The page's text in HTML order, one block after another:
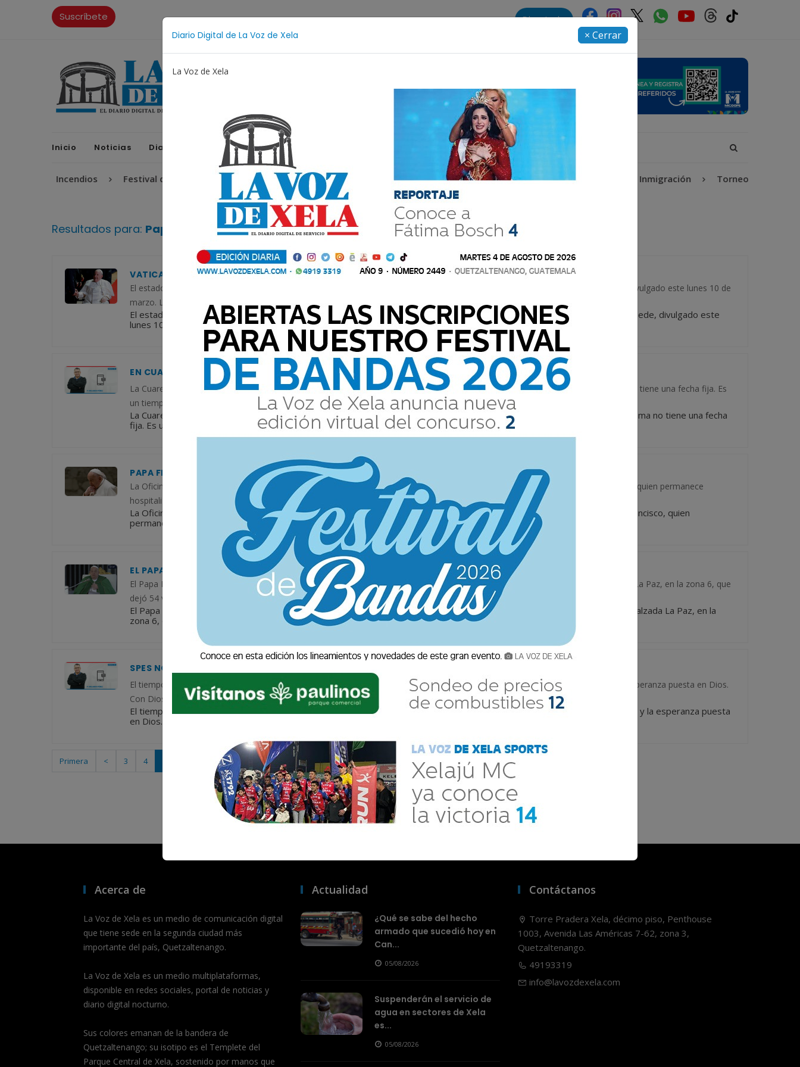
Diario Digital de La Voz de Xela × Cerrar
La Voz de Xela
Suscríbete Directorio
Inicio Noticias Diario Digital Opiniones La Voz de Xela Sports Contáctanos LA VOZ 25
Incendios Festival de Bandas 2026 Proceso Judicial Fátima Bosch Desaparecida Alerta Isabel-Claudina Inmigración Torneo Apertura 2026
Resultados para: Papa Francisco
VATICANO: EL PAPA FRANCISCO PRESENTA UNA MEJORÍA CONSOLIDADA
El estado de salud del Papa Francisco muestra signos positivos, según el último boletín de la Oficina de Prensa de la Santa Sede, divulgado este lunes 10 de
marzo. Las condiciones del Santo Padre siguen siendo estables, con me
El estado de salud del Papa Francisco muestra signos positivos, según el último boletín de la Oficina de Prensa de la Santa Sede, divulgado este
lunes 10 de marzo. Las condiciones del Santo Padre siguen siendo estables, con me...
EN CUARESMA LIBERÉMONOS DE NUESTRAS ESCLAVITUDES
La Cuaresma es un tiempo litúrgico que dura cuarenta días. Inicia el Miércoles de Ceniza y termina el Jueves Santo. La Cuaresma no tiene una fecha fija. Es
un tiempo que depende del inicio de la Pascua, la cual se establece el pr
La Cuaresma es un tiempo litúrgico que dura cuarenta días. Inicia el Miércoles de Ceniza y termina el Jueves Santo. La Cuaresma no tiene una fecha
fija. Es un tiempo que depende del inicio de la Pascua, la cual se establece el pr...
PAPA FRANCISCO SIGUE EN ESTADO DELICADO PERO SIN CRISIS RESPIRATORIAS
La Oficina de Prensa de la Santa Sede un nuevo informe este domingo 23 de febrero, sobre el estado de salud del Papa Francisco, quien permanece
hospitalizado en el Policlínico Gemelli desde el pasado 14 de febrero. Según el bolet&iac
La Oficina de Prensa de la Santa Sede un nuevo informe este domingo 23 de febrero, sobre el estado de salud del Papa Francisco, quien
permanece hospitalizado en el Policlínico Gemelli desde el pasado 14 de febrero. Según el bolet&iac...
EL PAPA FRANCISCO ENVÍA PÉSAME A GUATEMALA POR TRÁGICO ACCIDENTE
El Papa Francisco expresa su pesar por el accidente de autobús ocurrido en la ciudad de Guatemala el 10 de febrero en la Calzada La Paz, en la zona 6, que
dejó 54 víctimas mortales y ocho heridos. A través de un mensaje
El Papa Francisco expresa su pesar por el accidente de autobús ocurrido en la ciudad de Guatemala el 10 de febrero en la Calzada La Paz, en la
zona 6, que dejó 54 víctimas mortales y ocho heridos. A través de un mensaje...
SPES NON CONFUNDÍT · LA ESPERANZA NO DEFRAUDA
El tiempo no se detiene, y ya llevamos varios días del 2025. Tenemos que iniciar con el pie derecho, una mentalidad positiva y la esperanza puesta en Dios.
Con Dios a nuestro lado, nada ni nadie nos hará daño. En la Iglesia, e
El tiempo no se detiene, y ya llevamos varios días del 2025. Tenemos que iniciar con el pie derecho, una mentalidad positiva y la esperanza puesta
en Dios. Con Dios a nuestro lado, nada ni nadie nos hará daño. En la Iglesia, e...
Primera < 3 4 > Última
Acerca de
La Voz de Xela es un medio de comunicación digital
que tiene sede en la segunda ciudad más
importante del país, Quetzaltenango.
La Voz de Xela es un medio multiplataformas,
disponible en redes sociales, portal de noticias y
diario digital nocturno.
Sus colores emanan de la bandera de
Quetzaltenango; su isotipo es el Templete del
Parque Central de Xela, sostenido por manos que
Actualidad
¿Qué se sabe del hecho
armado que sucedió hoy en
Can...
05/08/2026
Suspenderán el servicio de
agua en sectores de Xela
es...
05/08/2026
Contáctanos
Torre Pradera Xela, décimo piso, Penthouse
1003, Avenida Las Américas 7-62, zona 3,
Quetzaltenango.
49193319
info@lavozdexela.com